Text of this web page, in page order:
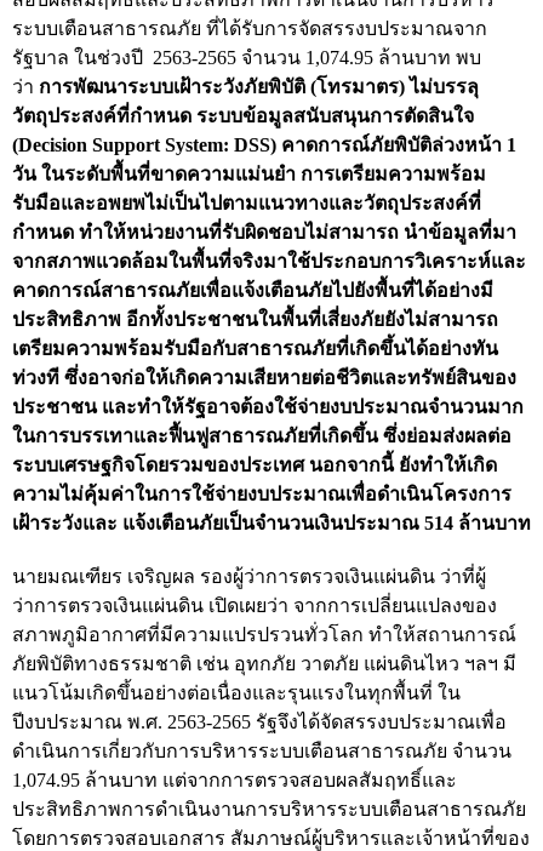
ผลการตรวจสอบที่สำคัญ
สถิติการตรวจสอบรายงานการเงิน
ข้อมูลสาธารณะ
ข่าวสารการจัดซื้อจัดจ้างของ สตง.
แผนการจัดซื้อจัดจ้าง
ประกาศประกวดราคา/ราคากลาง/ขายพัสดุเสื่อม
สภาพ
สรุปผลการจัดซื้อจัดจ้าง
ข้อมูลสาระสำคัญในสัญญา
การรายงานผลการจัดซื้อจัดจ้าง หรือการจัดการ
พัสดุ
การประเมิน ITA
ศูนย์ข้อมูลข่าวสารของราชการ
การป้องกันการทุจริต
การส่งเสริมความโปร่งใส
การเปิดโอกาสให้เกิดการมีส่วนร่วม
การขับเคลื่อนจริยธรรม
รายงานผลการปฏิบัติงานประจำปี
รายงานผลการดำเนินงานของ สตง.
แผน/ผลการปฏิบัติงานและการใช้จ่าย
ระบบเตือนสาธารณภัย ที่ได้รับการจัดสรรงบประมาณจาก
รัฐบาล ในช่วงปี
2563-2565 จำนวน 1,074.95 ล้านบาท พบ
ว่า การพัฒนาระบบเฝ้าระวังภัยพิบัติ (โทรมาตร) ไม่บรรลุ
วัตถุประสงค์ที่กำหนด ระบบข้อมูลสนับสนุนการตัดสินใจ
(Decision Support System: DSS) คาดการณ์ภัยพิบัติล่วงหน้า 1
วัน ในระดับพื้นที่ขาดความแม่นยำ การเตรียมความพร้อม
รับมือและอพยพไม่เป็นไปตามแนวทางและวัตถุประสงค์ที่
กำหนด ทำให้หน่วยงานที่รับผิดชอบไม่สามารถ นำข้อมูลที่มา
จากสภาพแวดล้อมในพื้นที่จริงมาใช้ประกอบการวิเคราะห์และ
คาดการณ์สาธารณภัยเพื่อแจ้งเตือนภัยไปยังพื้นที่ได้อย่างมี
ประสิทธิภาพ อีกทั้งประชาชนในพื้นที่เสี่ยงภัยยังไม่สามารถ
เตรียมความพร้อมรับมือกับสาธารณภัยที่เกิดขึ้นได้อย่างทัน
ท่วงที ซึ่งอาจก่อให้เกิดความเสียหายต่อชีวิตและทรัพย์สินของ
ประชาชน และทำให้รัฐอาจต้องใช้จ่ายงบประมาณจำนวนมาก
ในการบรรเทาและฟื้นฟูสาธารณภัยที่เกิดขึ้น ซึ่งย่อมส่งผลต่อ
ระบบเศรษฐกิจโดยรวมของประเทศ นอกจากนี้ ยังทำให้เกิด
ความไม่คุ้มค่าในการใช้จ่ายงบประมาณเพื่อดำเนินโครงการ
เฝ้าระวังและ แจ้งเตือนภัยเป็นจำนวนเงินประมาณ 514 ล้านบาท
นายมณเฑียร เจริญผล รองผู้ว่าการตรวจเงินแผ่นดิน ว่าที่ผู้
ว่าการตรวจเงินแผ่นดิน เปิดเผยว่า จากการเปลี่ยนแปลงของ
สภาพภูมิอากาศที่มีความแปรปรวนทั่วโลก ทำให้สถานการณ์
ภัยพิบัติทางธรรมชาติ เช่น อุทกภัย วาตภัย แผ่นดินไหว ฯลฯ มี
แนวโน้มเกิดขึ้นอย่างต่อเนื่องและรุนแรงในทุกพื้นที่ ใน
ปีงบประมาณ พ.ศ. 2563-2565 รัฐจึงได้จัดสรรงบประมาณเพื่อ
ดำเนินการเกี่ยวกับการบริหารระบบเตือนสาธารณภัย จำนวน
1,074.95 ล้านบาท แต่จากการตรวจสอบผลสัมฤทธิ์และ
ประสิทธิภาพการดำเนินงานการบริหารระบบเตือนสาธารณภัย
โดยการตรวจสอบเอกสาร สัมภาษณ์ผู้บริหารและเจ้าหน้าที่ของ